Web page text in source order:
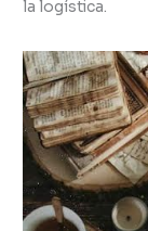
la logística.